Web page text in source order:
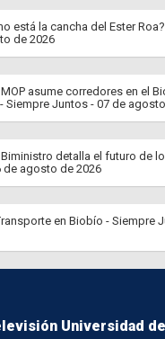
está la cancha del Ester
de 2026
MOP asume corredores en el
Siempre Juntos - 07 de
Biministro detalla el futuro de
de agosto de 2026
en Biobío - Siempre
Universidad